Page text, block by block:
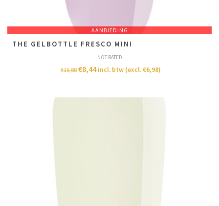
AANBIEDING
THE GELBOTTLE FRESCO MINI
NOT RATED
€16,88 €8,44 incl. btw (excl.€6,98)